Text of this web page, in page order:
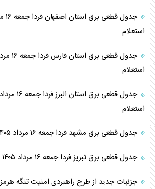
استعلام
استعلام
استعلام
جدول قطعی برق مشهد فردا جمعه ۱۶ مرداد ۱۴۰۵ + نحوه استعلام
جدول قطعی برق تبریز فردا جمعه ۱۶ مرداد ۱۴۰۵ + نحوه استعلام
جزئیات جدید از طرح راهبردی امنیت تنگه هرمز